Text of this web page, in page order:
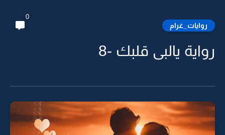
روايات_غرام
0
رواية يالبى قلبك -8